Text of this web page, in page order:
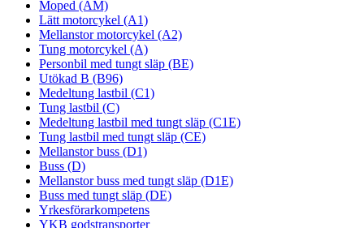
Moped (AM)
Lätt motorcykel (A1)
Mellanstor motorcykel (A2)
Tung motorcykel (A)
Personbil med tungt släp (BE)
Utökad B (B96)
Medeltung lastbil (C1)
Tung lastbil (C)
Medeltung lastbil med tungt släp (C1E)
Tung lastbil med tungt släp (CE)
Mellanstor buss (D1)
Buss (D)
Mellanstor buss med tungt släp (D1E)
Buss med tungt släp (DE)
Yrkesförarkompetens
YKB godstransporter